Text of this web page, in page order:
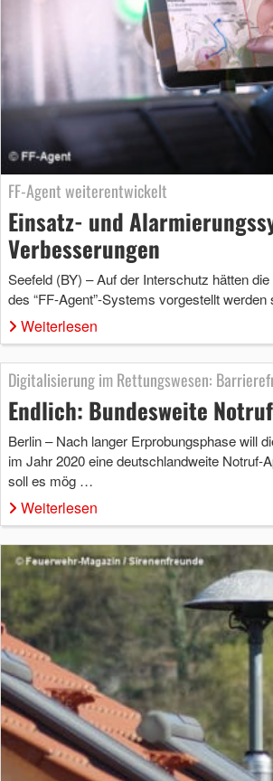
FF-Agent weiterentwickelt
Einsatz- und
Verbesserungen
Seefeld (BY) – Auf der Interschutz hätten
des “FF-Agent”-Systems vorgestellt
Weiterlesen
Digitalisierung im Rettungswesen:
Endlich: Bundesweite
Berlin – Nach langer Erprobungsphase will
im Jahr 2020 eine deutschlandweite Notruf-
soll es mög …
Weiterlesen